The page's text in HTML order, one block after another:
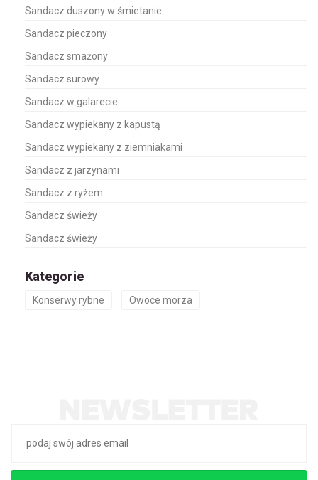
Sandacz duszony w śmietanie
Sandacz pieczony
Sandacz smażony
Sandacz surowy
Sandacz w galarecie
Sandacz wypiekany z kapustą
Sandacz wypiekany z ziemniakami
Sandacz z jarzynami
Sandacz z ryżem
Sandacz świeży
Sandacz świeży
Kategorie
Konserwy rybne Owoce morza